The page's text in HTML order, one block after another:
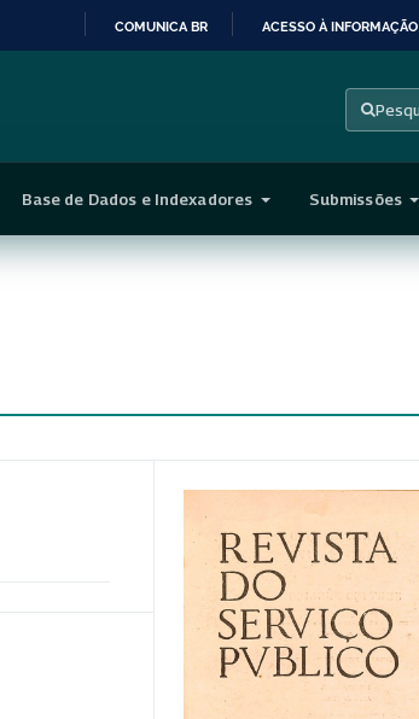
CONTEÚDO
COMUNICA BR ACESSO À INFORMAÇÃO
Base de Dados e Indexadores Submissões